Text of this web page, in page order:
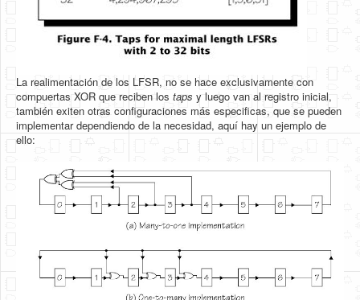
La realimentación de los LFSR, no se hace exclusivamente con
compuertas XOR que reciben los taps y luego van al registro inicial,
también exiten otras configuraciones más especificas, que se pueden
implementar dependiendo de la necesidad, aquí hay un ejemplo de
ello: